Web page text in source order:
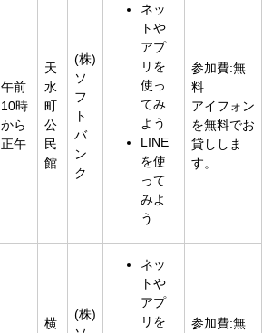
午前
10時
から
正午
天
水
町
公
民
館
(株)
ソ
フ
ト
バ
ン
ク
ネッ
トや
アプ
リを
使っ
てみ
よう
LINE
を使
って
みよ
う
参加費:無
料
アイフォン
を無料でお
貸ししま
す。
横
(株)
ネッ
トや
アプ
リを
参加費:無